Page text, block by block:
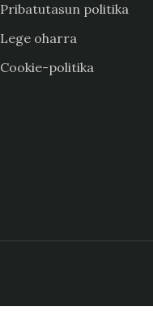
Pribatutasun politika
Lege oharra
Cookie-politika